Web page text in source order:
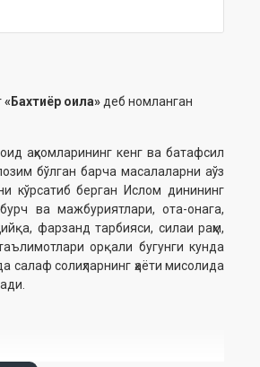
«Бахтиёр оила» деб номланган
аҳкомларининг кенг ва батафсил
бўлган барча масалаларни aўз
кўрсатиб берган Ислом динининг
ва мажбуриятлари, ота-онага,
фарзанд тарбияси, силаи раҳм,
орқали бугунги кунда
салаф солиҳларнинг ҳаёти мисолида